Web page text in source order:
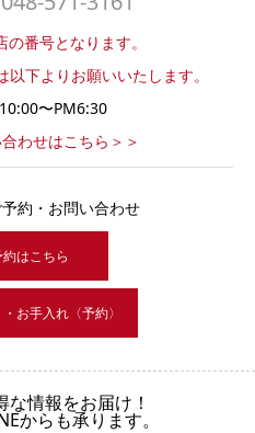
番号となります。
下よりお願いいたします。
〜PM6:30
わせはこちら＞＞
約・お問い合わせ
はこちら
お手入れ〈予約〉
情報をお届け！
からも承ります。